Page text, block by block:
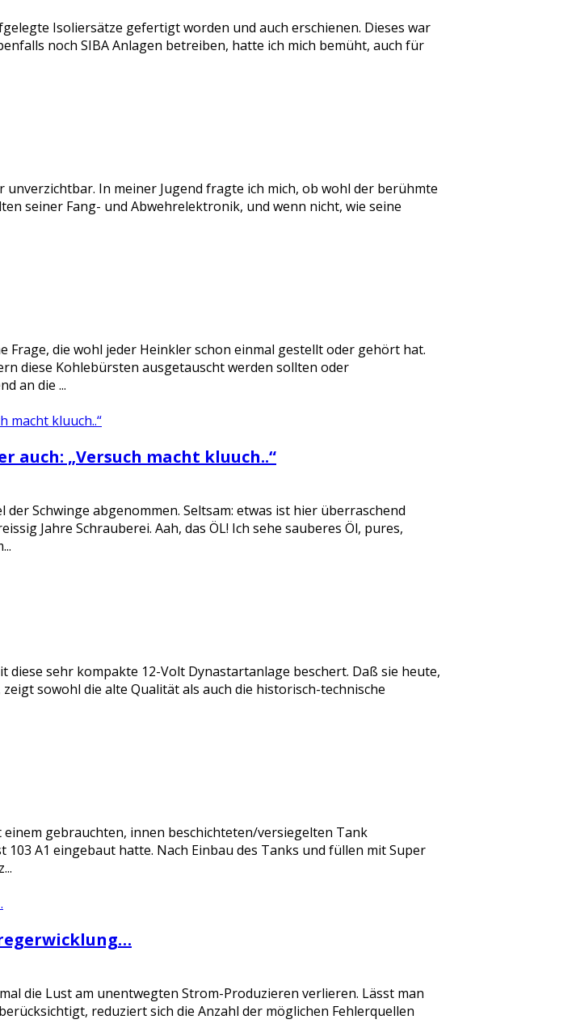
Isoliersätze gefertigt worden und auch erschienen. Dieses war
noch SIBA Anlagen betreiben, hatte ich mich bemüht, auch für
In meiner Jugend fragte ich mich, ob wohl der berühmte
seiner Fang- und Abwehrelektronik, und wenn nicht, wie seine
Frage, die wohl jeder Heinkler schon einmal gestellt oder gehört hat.
diese Kohlebürsten ausgetauscht werden sollten oder
an die ...
auch: „Versuch macht kluuch..“
Schwinge abgenommen. Seltsam: etwas ist hier überraschend
Jahre Schrauberei. Aah, das ÖL! Ich sehe sauberes Öl, pures,
diese sehr kompakte 12-Volt Dynastartanlage beschert. Daß sie heute,
sowohl die alte Qualität als auch die historisch-technische
gebrauchten, innen beschichteten/versiegelten Tank
A1 eingebaut hatte. Nach Einbau des Tanks und füllen mit Super
die Lust am unentwegten Strom-Produzieren verlieren. Lässt man
reduziert sich die Anzahl der möglichen Fehlerquellen